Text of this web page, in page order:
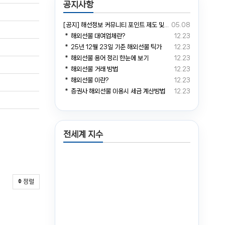
정렬
공지사항
05.08
[공지] 해선정보 커뮤니티 포인트 제도 및 거래소 예치금 전환 안내
12.23
＊ 해외선물 대여업체란?
12.23
＊ 25년 12월 23일 기준 해외선물 틱가
12.23
＊ 해외선물 용어 정리 한눈에 보기
12.23
＊ 해외선물 거래 방법
12.23
＊ 해외선물 이란?
12.23
＊ 증권사 해외선물 이용시 세금 계산방법
전세계 지수